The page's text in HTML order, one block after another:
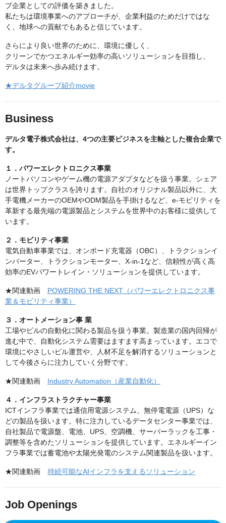
プ企業としての評価を築きました。
私たちは環境事業へのアプローチが、企業利益のためだけではな
く、地球への貢献でもあると信じています。
さらにより良い世界のために、環境に優しく、
クリーンでかつエネルギー効率の高いソリューションを目指し、
デルタは未来へ歩み続けます。
★デルタグループ紹介movie
Business
デルタ電子株式会社は、4つの主要ビジネスを主軸とした複合企業で
す。
１．パワーエレクトロニクス事業
ノートパソコンやゲーム機の電源アダプタなどを扱う事業。シェア
は世界トップクラスを誇ります。自社のオリジナル製品以外に、大
手電機メーカーのOEMやODM製品を手掛けるなど、e-モビリティを
革新する最先端の電源製品とシステムを世界中のお客様に提供して
います。
２．モビリティ事業
電気自動車事業では、オンボード充電器（OBC）、トラクションイ
ンバーター、トラクションモーター、X-in-1など、信頼性が高く高
効率のEVパワートレイン・ソリューションを提供しています。
★関連動画 POWERING THE NEXT（パワーエレクトロニクス事
業＆モビリティ事業）
３．オートメーション事 業
工場やビルの自動化に関わる製品を扱う事業。製造業の国内回帰が
進む中で、自動化システム需要はますます高まっています。エコで
環境にやさしいビル運営や、人材不足を解消するソリューションと
して今後さらに注力していく分野です。
★関連動画 Industry Automation（産業自動化）
４．インフラストラクチャー事業
ICTインフラ事業では通信用電源システム、無停電電源（UPS）な
どの製品を扱います。特に注力しているデータセンター事業では、
自社製品で電源盤、電池、UPS、空調機、サーバーラックを工事・
調整等を含めたソリューションを提供しています。エネルギーイン
フラ事業では蓄電池や太陽光発電のシステム関連製品を扱います。
★関連動画 持続可能なAIインフラを支えるソリューション
Job Openings